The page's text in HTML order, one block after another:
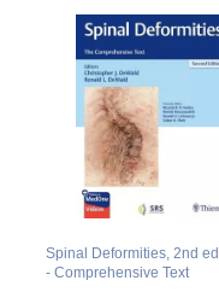
Spinal Deformities, 2nd ed.
- Comprehensive Text